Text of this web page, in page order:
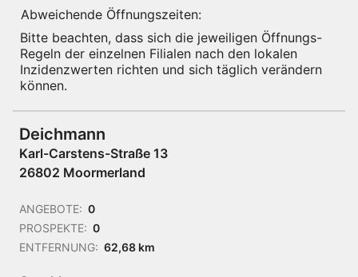
Abweichende Öffnungszeiten:
Bitte beachten, dass sich die jeweiligen Öffnungs-
Regeln der einzelnen Filialen nach den lokalen
Inzidenzwerten richten und sich täglich verändern
können.
Deichmann
Karl-Carstens-Straße 13
26802 Moormerland
ANGEBOTE: 0
PROSPEKTE: 0
ENTFERNUNG: 62,68 km